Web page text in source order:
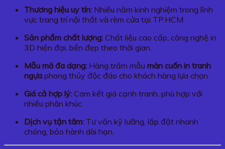
Thương hiệu uy tín: Nhiều năm kinh nghiệm trong lĩnh
vực trang trí nội thất và rèm cửa tại TP.HCM.
Sản phẩm chất lượng: Chất liệu cao cấp, công nghệ in
3D hiện đại, bền đẹp theo thời gian.
Mẫu mã đa dạng: Hàng trăm mẫu màn cuốn in tranh
ngựa phong thủy độc đáo cho khách hàng lựa chọn.
Giá cả hợp lý: Cam kết giá cạnh tranh, phù hợp với
nhiều phân khúc.
Dịch vụ tận tâm: Tư vấn kỹ lưỡng, lắp đặt nhanh
chóng, bảo hành dài hạn.